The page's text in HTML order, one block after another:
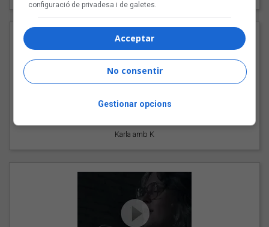
Karla amb K
configuració de privadesa i de galetes.
Acceptar
No consentir
Gestionar opcions